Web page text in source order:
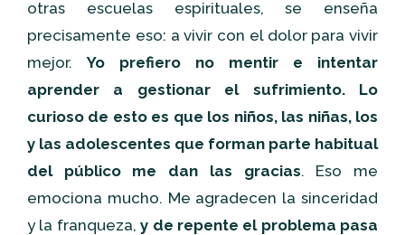
otras escuelas espirituales, se enseña
precisamente eso: a vivir con el dolor para vivir
mejor.Yo prefiero no mentir e intentar
aprender a gestionar el sufrimiento. Lo
curioso de esto es que los niños, las niñas, los
y las adolescentes que forman parte habitual
del público me dan las gracias. Eso me
emociona mucho. Me agradecen la sinceridad
y la franqueza,y de repente el problema pasa